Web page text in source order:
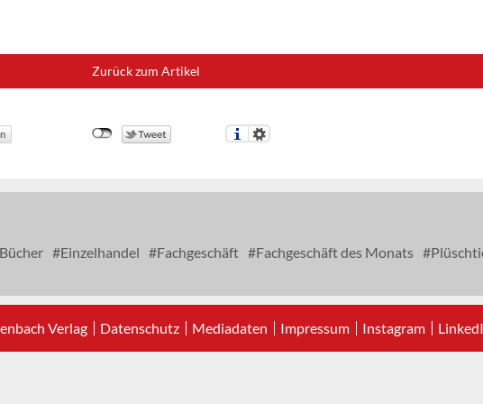
Zurück zum Artikel
Einzelhandel Fachgeschäft Fachgeschäft des Monats
Verlag Datenschutz Mediadaten Impressum Instagram